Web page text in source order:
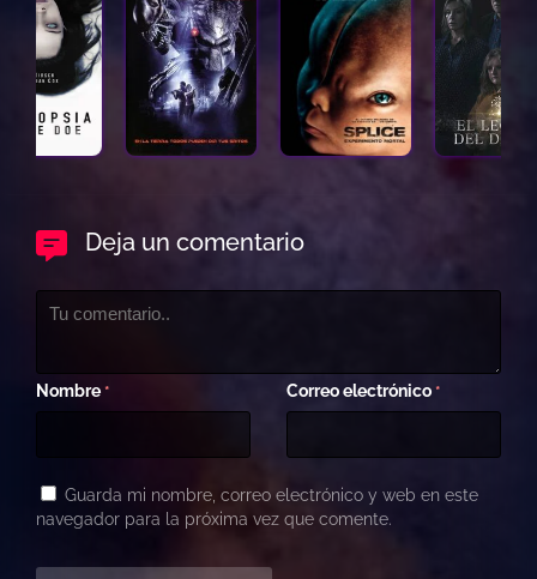
Deja un comentario
Nombre * Correo electrónico *
Guarda mi nombre, correo electrónico y web en este
navegador para la próxima vez que comente.